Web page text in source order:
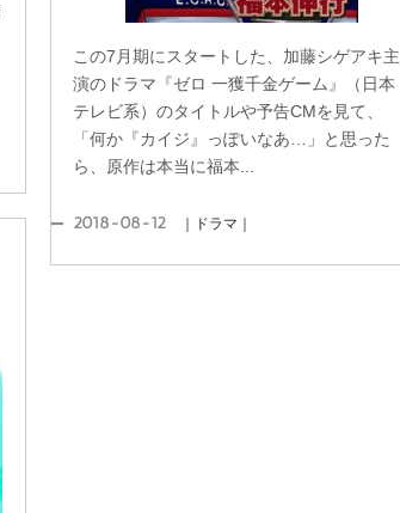
この7月期にスタートした、加藤シゲアキ主
演のドラマ『ゼロ 一獲千金ゲーム』（日本
テレビ系）のタイトルや予告CMを見て、
「何か『カイジ』っぽいなあ…」と思った
ら、原作は本当に福本...
2018-08-12 ｜ドラマ｜